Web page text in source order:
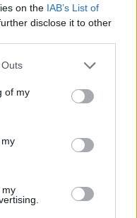
on the IAB’s List of
disclose it to other
one or more Google
You may click to
its third-party tags to
in below Google
of my
my